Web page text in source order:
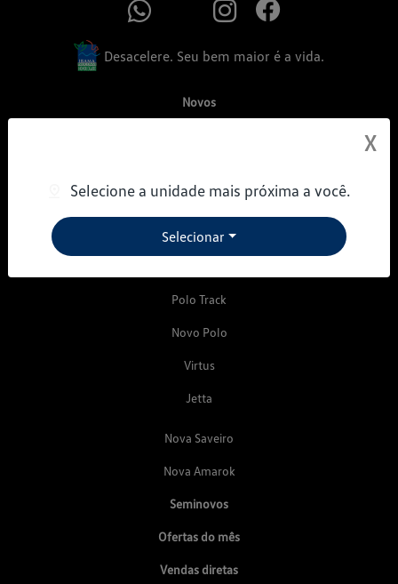
Desacelere. Seu bem maior é a vida.
Novos
Tera
Novo Nivus
Polo Track
Novo Polo
Virtus
Jetta
Nova Saveiro
Nova Amarok
Seminovos
Ofertas do mês
Vendas diretas
X
Selecione a unidade mais próxima a você.
Selecionar